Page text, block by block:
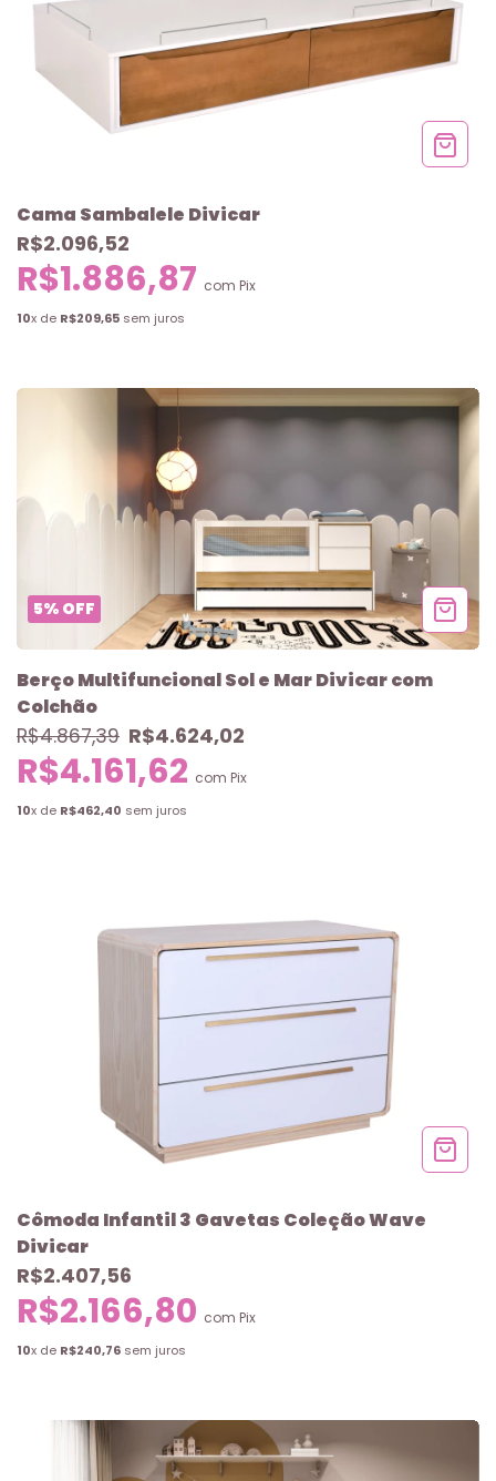
Cama Sambalele Divicar
R$2.096,52
R$1.886,87 com Pix
10x de R$209,65 sem juros
5% OFF
Berço Multifuncional Sol e Mar Divicar com
Colchão
R$4.867,39 R$4.624,02
R$4.161,62 com Pix
10x de R$462,40 sem juros
Cômoda Infantil 3 Gavetas Coleção Wave
Divicar
R$2.407,56
R$2.166,80 com Pix
10x de R$240,76 sem juros